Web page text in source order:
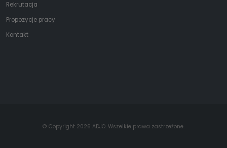
Rekrutacja
Propozycje pracy
Kontakt
© Copyright 2026 ADJO. Wszelkie prawa zastrzeżone.